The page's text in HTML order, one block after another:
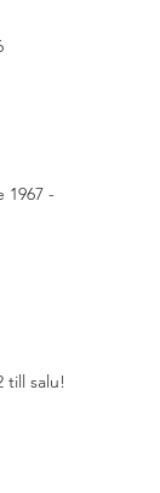
1967 -
till salu!